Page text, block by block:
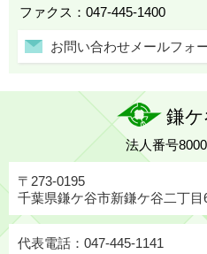
ファクス：047-445-1400
お問い合わせメールフォ
鎌
法人番号
〒273-0195
千葉県鎌ケ谷市新鎌ケ谷二丁目
代表電話：047-445-1141